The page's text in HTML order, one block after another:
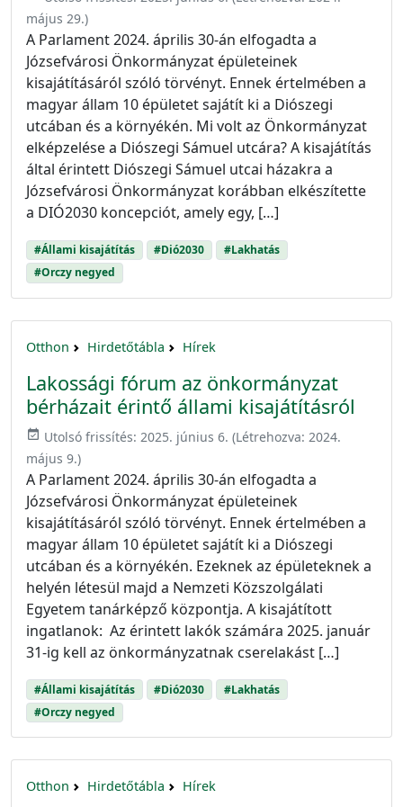
május 29.)
A Parlament 2024. április 30-án elfogadta a
Józsefvárosi Önkormányzat épületeinek
kisajátításáról szóló törvényt. Ennek értelmében a
magyar állam 10 épületet sajátít ki a Diószegi
utcában és a környékén. Mi volt az Önkormányzat
elképzelése a Diószegi Sámuel utcára? A kisajátítás
által érintett Diószegi Sámuel utcai házakra a
Józsefvárosi Önkormányzat korábban elkészítette
a DIÓ2030 koncepciót, amely egy, […]
#Állami kisajátítás #Dió2030
#Lakhatás
#Orczy negyed
Otthon Hirdetőtábla Hírek
Lakossági fórum az önkormányzat
bérházait érintő állami kisajátításról
event_available Utolsó frissítés: 2025. június 6. (Létrehozva: 2024.
május 9.)
A Parlament 2024. április 30-án elfogadta a
Józsefvárosi Önkormányzat épületeinek
kisajátításáról szóló törvényt. Ennek értelmében a
magyar állam 10 épületet sajátít ki a Diószegi
utcában és a környékén. Ezeknek az épületeknek a
helyén létesül majd a Nemzeti Közszolgálati
Egyetem tanárképző központja. A kisajátított
ingatlanok: Az érintett lakók számára 2025. január
31-ig kell az önkormányzatnak cserelakást […]
#Állami kisajátítás #Dió2030
#Lakhatás
#Orczy negyed
Otthon Hirdetőtábla Hírek